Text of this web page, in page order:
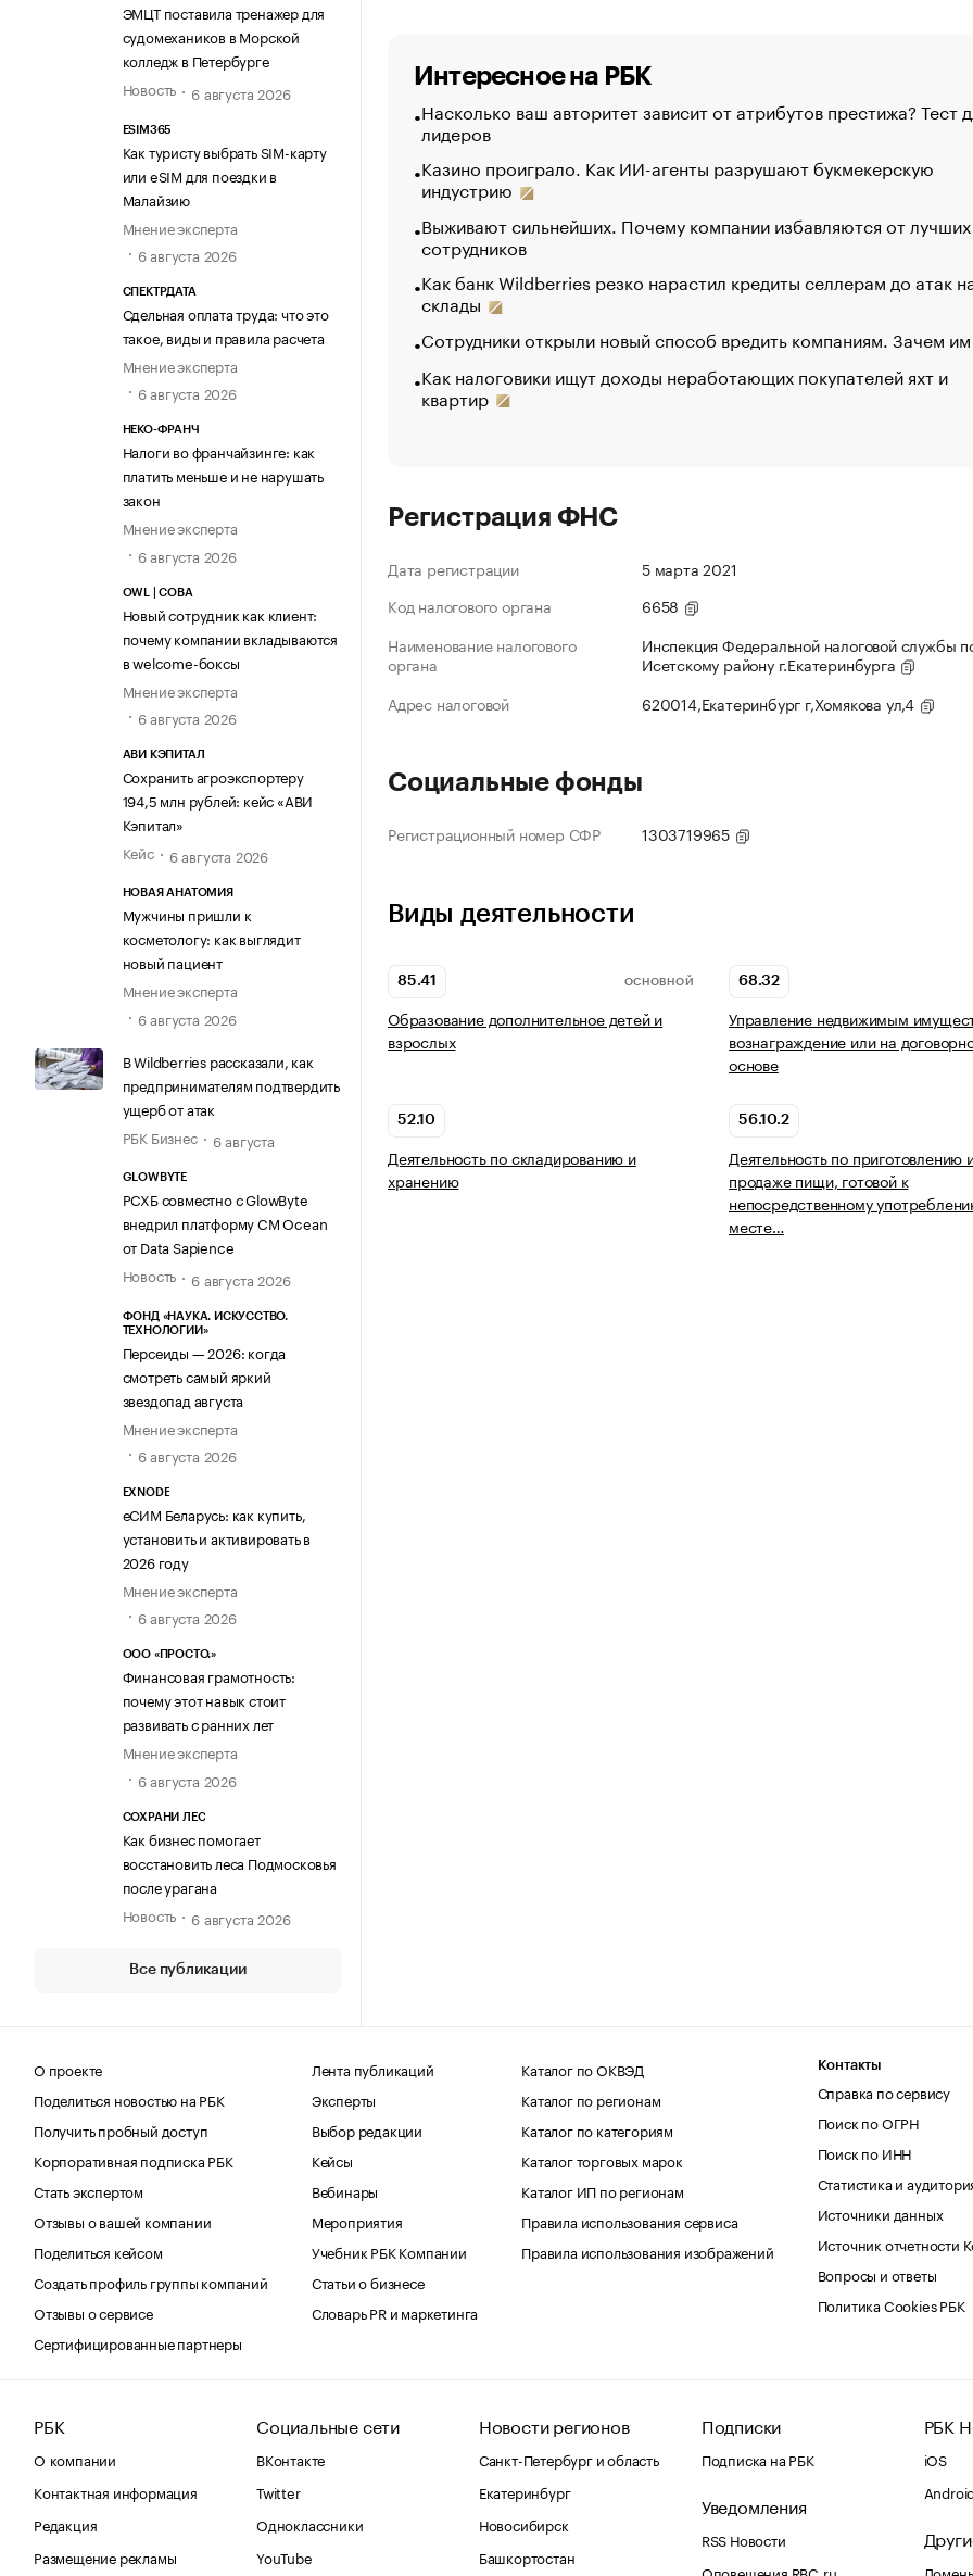
ЭМЦТ поставила тренажер для
судомехаников в Морской
колледж в Петербурге
Новость
6 августа 2026
ESIM365
Как туристу выбрать SIM-карту
или eSIM для поездки в
Малайзию
Мнение эксперта
6 августа 2026
СПЕКТРДАТА
Сдельная оплата труда: что это
такое, виды и правила расчета
Мнение эксперта
6 августа 2026
НЕКО-ФРАНЧ
Налоги во франчайзинге: как
платить меньше и не нарушать
закон
Мнение эксперта
6 августа 2026
OWL | СОВА
Новый сотрудник как клиент:
почему компании вкладываются
в welcome-боксы
Мнение эксперта
6 августа 2026
АВИ КЭПИТАЛ
Сохранить агроэкспортеру
194,5 млн рублей: кейс «АВИ
Кэпитал»
Кейс
6 августа 2026
НОВАЯ АНАТОМИЯ
Мужчины пришли к
косметологу: как выглядит
новый пациент
Мнение эксперта
6 августа 2026
В Wildberries рассказали, как
предпринимателям подтвердить
ущерб от атак
РБК Бизнес
6 августа
GLOWBYTE
РСХБ совместно с GlowByte
внедрил платформу CM Ocean
от Data Sapience
Новость
6 августа 2026
ФОНД «НАУКА. ИСКУССТВО.
ТЕХНОЛОГИИ»
Персеиды — 2026: когда
смотреть самый яркий
звездопад августа
Мнение эксперта
6 августа 2026
EXNODE
еСИМ Беларусь: как купить,
установить и активировать в
2026 году
Мнение эксперта
6 августа 2026
ООО «ПРОСТО.»
Финансовая грамотность:
почему этот навык стоит
развивать с ранних лет
Мнение эксперта
6 августа 2026
СОХРАНИ ЛЕС
Как бизнес помогает
восстановить леса Подмосковья
после урагана
Новость
6 августа 2026
Все публикации
Интересное на РБК
Насколько ваш авторитет зависит от атрибутов престижа? Тест
лидеров
Казино проиграло. Как ИИ-агенты разрушают букмекерскую
индустрию
Выживают сильнейших. Почему компании избавляются от лучших
сотрудников
Как банк Wildberries резко нарастил кредиты селлерам до атак
склады
Сотрудники открыли новый способ вредить компаниям. Зачем
Как налоговики ищут доходы неработающих покупателей яхт и
квартир
Регистрация ФНС
Дата регистрации
5 марта 2021
Код налогового органа
6658
Наименование налогового
органа
Инспекция Федеральной налоговой службы
Исетскому району г.Екатеринбурга
Адрес налоговой
620014,Екатеринбург г,Хомякова ул,4
Социальные фонды
Регистрационный номер СФР 1303719965
Виды деятельности
85.41 ОСНОВНОЙ
Образование дополнительное детей и
взрослых
68.32
Управление недвижимым
вознаграждение или на
основе
52.10
Деятельность по складированию и
хранению
56.10.2
Деятельность по приготовлению
продаже пищи, готовой к
непосредственному
месте…
О проекте
Поделиться новостью на РБК
Получить пробный доступ
Корпоративная подписка РБК
Стать экспертом
Отзывы о вашей компании
Поделиться кейсом
Создать профиль группы компаний
Отзывы о сервисе
Сертифицированные партнеры
Лента публикаций
Эксперты
Выбор редакции
Кейсы
Вебинары
Мероприятия
Учебник РБК Компании
Статьи о бизнесе
Словарь PR и маркетинга
Каталог по ОКВЭД
Каталог по регионам
Каталог по категориям
Каталог торговых марок
Каталог ИП по регионам
Правила использования сервиса
Правила использования изображений
Контакты
Справка по сервису
Поиск по ОГРН
Поиск по ИНН
Статистика и
Источники данных
Источник отчетности
Вопросы и ответы
Политика Cookies РБК
РБК
О компании
Контактная информация
Редакция
Размещение рекламы
Социальные сети
ВКонтакте
Twitter
Одноклассники
YouTube
Новости регионов
Санкт-Петербург и область
Екатеринбург
Новосибирск
Башкортостан
Подписки
Подписка на РБК
Уведомления
RSS Новости
Оповещения RBC.ru
РБК
iOS